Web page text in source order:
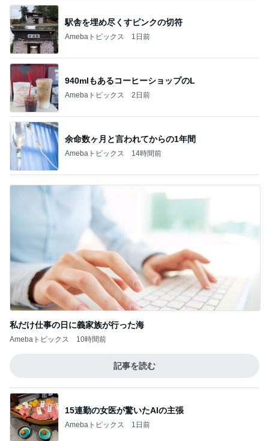
駅舎を埋め尽くすピンクの切符
Amebaトピックス 1日前
940mlもあるコーヒーショップのL
Amebaトピックス 2日前
余命数ヶ月と言われてからの1年間
Amebaトピックス 14時間前
私だけ仕事の日に義家族が行った海
Amebaトピックス 10時間前
記事を読む
15連勤の女医が驚いたAIの主張
Amebaトピックス 1日前